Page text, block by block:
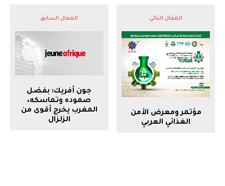
المقال السابق
جون أفريك: بفضل
صموده وتماسكه،
المغرب يخرج أقوى من
الزلزال
المقال التالي
مؤتمر ومعرض الأمن
الغذائي العربي